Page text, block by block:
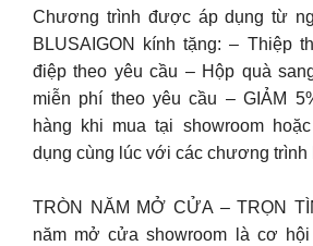
Chương trình được áp dụng từ
BLUSAIGON kính tặng: – Thiệp
điệp theo yêu cầu – Hộp quà
miễn phí theo yêu cầu – GIẢM
hàng khi mua tại showroom
dụng cùng lúc với các chương trình
TRÒN NĂM MỞ CỬA – TRỌN
năm mở cửa showroom là cơ hội